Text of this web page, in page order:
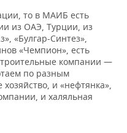
то в МАИБ есть
из ОАЭ, Турции, из
«Булгар-Синтез»,
«Чемпион», есть
компании —
по разным
и «нефтянка»,
и халяльная